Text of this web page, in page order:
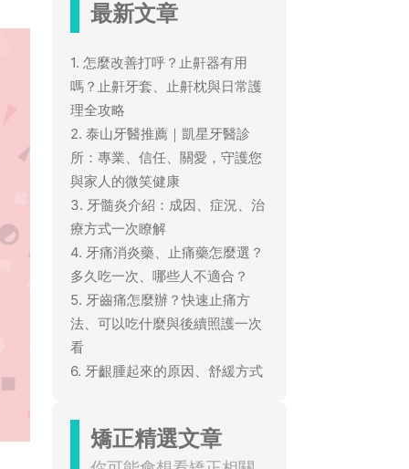
最新文章
1. 怎麼改善打呼？止鼾器有用
嗎？止鼾牙套、止鼾枕與日常護
理全攻略
2. 泰山牙醫推薦｜凱星牙醫診
所：專業、信任、關愛，守護您
與家人的微笑健康
3. 牙髓炎介紹：成因、症況、治
療方式一次瞭解
4. 牙痛消炎藥、止痛藥怎麼選？
多久吃一次、哪些人不適合？
5. 牙齒痛怎麼辦？快速止痛方
法、可以吃什麼與後續照護一次
看
6. 牙齦腫起來的原因、舒緩方式
矯正精選文章